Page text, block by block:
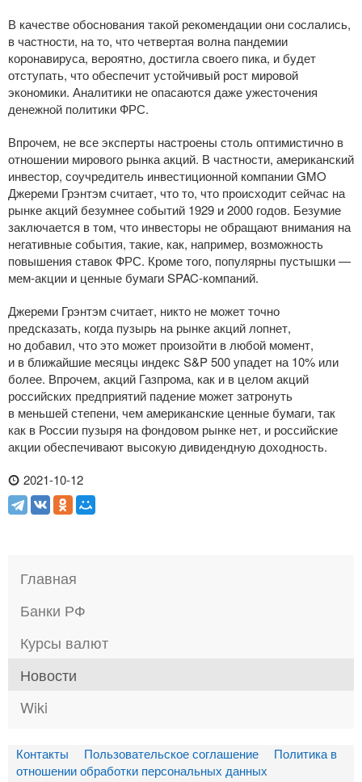
В качестве обоснования такой рекомендации они сослались,
в частности, на то, что четвертая волна пандемии
коронавируса, вероятно, достигла своего пика, и будет
отступать, что обеспечит устойчивый рост мировой
экономики. Аналитики не опасаются даже ужесточения
денежной политики ФРС.
Впрочем, не все эксперты настроены столь оптимистично в
отношении мирового рынка акций. В частности, американский
инвестор, соучредитель инвестиционной компании GMO
Джереми Грэнтэм считает, что то, что происходит сейчас на
рынке акций безумнее событий 1929 и 2000 годов. Безумие
заключается в том, что инвесторы не обращают внимания на
негативные события, такие, как, например, возможность
повышения ставок ФРС. Кроме того, популярны пустышки —
мем-акции и ценные бумагиSPAC-компаний.
Джереми Грэнтэм считает, никто не может точно
предсказать, когда пузырь на рынке акций лопнет,
но добавил, что это может произойти в любой момент,
и в ближайшие месяцы индекс S&P 500 упадет на 10% или
более. Впрочем, акций Газпрома, как и в целом акций
российских предприятий падение может затронуть
в меньшей степени, чем американские ценные бумаги, так
как в России пузыря на фондовом рынке нет, и российские
акции обеспечивают высокую дивидендную доходность.
2021-10-12
Главная
Банки РФ
Курсы валют
Новости
Wiki
Контакты Пользовательское соглашение
Политика в
отношении обработки персональных данных